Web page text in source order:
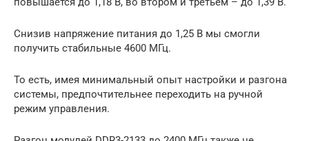
Снизив напряжение питания до 1,25 В мы смогли
получить стабильные 4600 МГц.
То есть, имея минимальный опыт настройки и разгона
системы, предпочтительнее переходить на ручной
режим управления.